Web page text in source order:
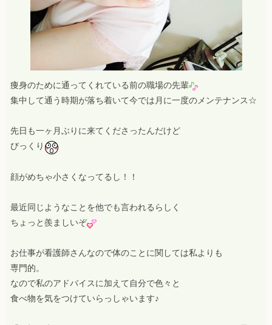
痩身のために通ってくれている前の職場の先輩
集中して通う時期が落ち着いて今では月に一度のメンテナンス☆
先日も一ヶ月ぶりに来てくださったんだけど
びっくり
顔がめちゃ小さくなってるし！！
最近同じようなことを他でも言われるらしく
ちょっと羨ましいぞ
お仕事が看護師さんなので体のことに関しては私よりも
専門的。
なので私のアドバイスに加えて自分で色々と
食べ物を気をつけていらっしゃいます♪